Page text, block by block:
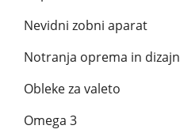
Nevidni zobni aparat
Notranja oprema in dizajn
Obleke za valeto
Omega 3